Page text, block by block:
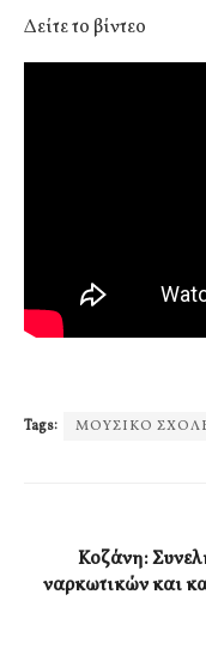
Δείτε το βίντεο
Tags: ΜΟΥΣΙΚΟ
Κοζάνη:
ναρκωτικών και